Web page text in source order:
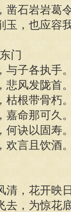
石岩岩葛
，也应容
门
子各执手
风发陇首
根带骨朽
命那可久
诀以固寿
言且饮酒
，花开映
，为惊花